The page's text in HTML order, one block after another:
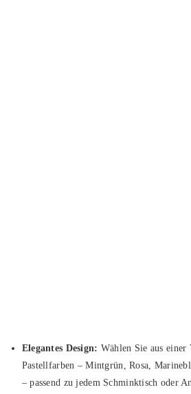
Elegantes Design: Wählen Sie aus einer
Pastellfarben – Mintgrün, Rosa,
– passend zu jedem Schminktisch oder